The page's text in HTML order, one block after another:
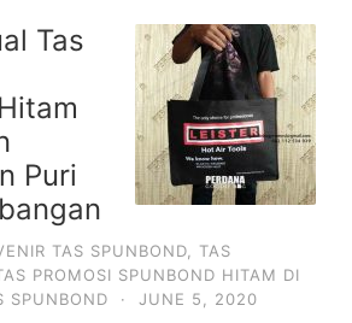
Tas
Puri
TAS SPUNBOND
TAS
PROMOSI SPUNBOND HITAM DI
SPUNBOND · JUNE 5, 2020